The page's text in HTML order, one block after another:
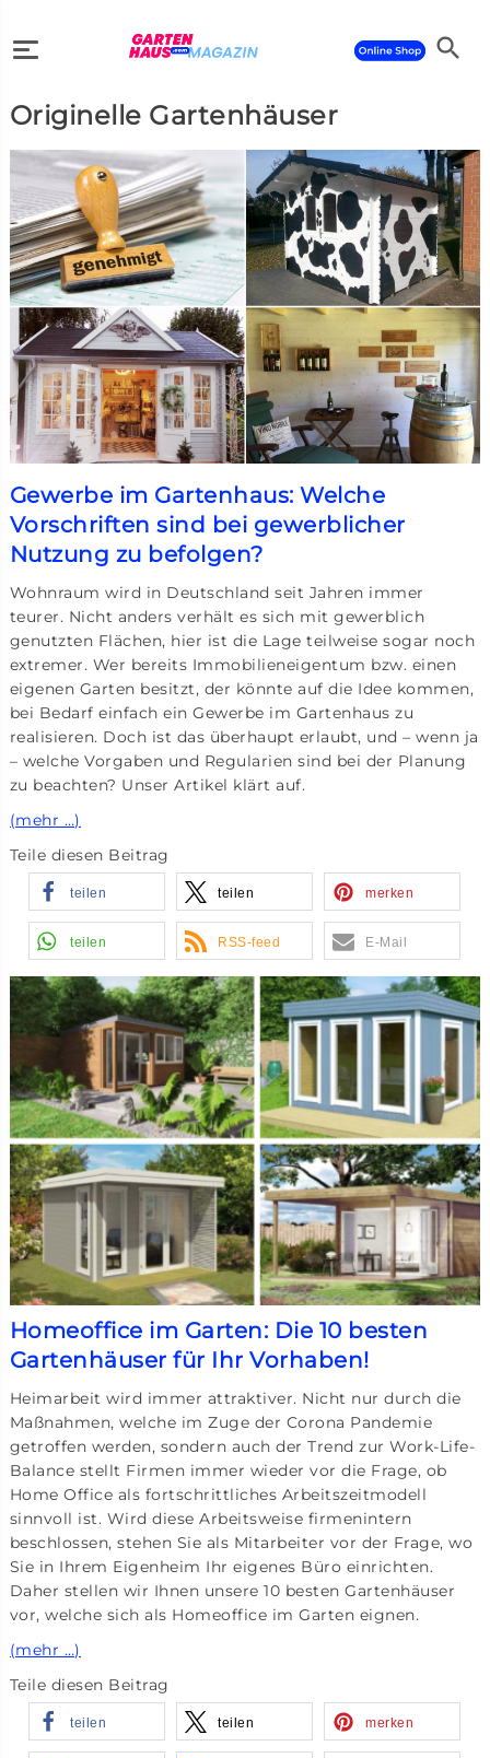
search
Originelle Gartenhäuser
Gewerbe im Gartenhaus: Welche
Vorschriften sind bei gewerblicher
Nutzung zu befolgen?
Wohnraum wird in Deutschland seit Jahren immer
teurer. Nicht anders verhält es sich mit gewerblich
genutzten Flächen, hier ist die Lage teilweise sogar noch
extremer. Wer bereits Immobilieneigentum bzw. einen
eigenen Garten besitzt, der könnte auf die Idee kommen,
bei Bedarf einfach ein Gewerbe im Gartenhaus zu
realisieren. Doch ist das überhaupt erlaubt, und – wenn ja
– welche Vorgaben und Regularien sind bei der Planung
zu beachten? Unser Artikel klärt auf.
(mehr …)
Teile diesen Beitrag
teilen teilen merken
teilen RSS-feed E-Mail
Homeoffice im Garten: Die 10 besten
Gartenhäuser für Ihr Vorhaben!
Heimarbeit wird immer attraktiver. Nicht nur durch die
Maßnahmen, welche im Zuge der Corona Pandemie
getroffen werden, sondern auch der Trend zur Work-Life-
Balance stellt Firmen immer wieder vor die Frage, ob
Home Office als fortschrittliches Arbeitszeitmodell
sinnvoll ist. Wird diese Arbeitsweise firmenintern
beschlossen, stehen Sie als Mitarbeiter vor der Frage, wo
Sie in Ihrem Eigenheim Ihr eigenes Büro einrichten.
Daher stellen wir Ihnen unsere 10 besten Gartenhäuser
vor, welche sich als Homeoffice im Garten eignen.
(mehr …)
Teile diesen Beitrag
teilen teilen merken